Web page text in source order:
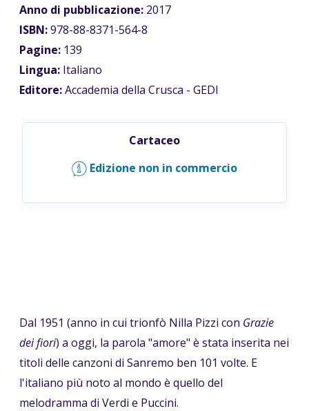
Anno di pubblicazione: 2017
ISBN:978-88-8371-564-8
Pagine: 139
Lingua: Italiano
Editore:Accademia della Crusca - GEDI
Cartaceo
Edizione non in commercio
Dal 1951 (anno in cui trionfò Nilla Pizzi con Grazie
dei fiori) a oggi, la parola "amore" è stata inserita nei
titoli delle canzoni di Sanremo ben 101 volte. E
l'italiano più noto al mondo è quello del
melodramma di Verdi e Puccini.